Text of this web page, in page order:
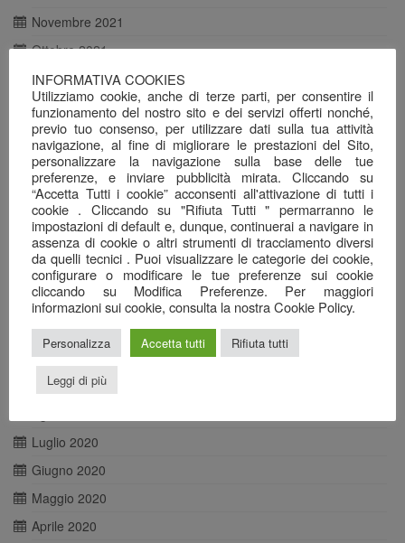
Novembre 2021
Ottobre 2021
Agosto 2021
Luglio 2021
Giugno 2021
Maggio 2021
Aprile 2021
Marzo 2021
Febbraio 2021
Gennaio 2021
Dicembre 2020
Novembre 2020
Ottobre 2020
Settembre 2020
Luglio 2020
Giugno 2020
Maggio 2020
Aprile 2020
INFORMATIVA COOKIES
Utilizziamo cookie, anche di terze parti, per consentire il
funzionamento del nostro sito e dei servizi offerti nonché,
previo tuo consenso, per utilizzare dati sulla tua attività
navigazione, al fine di migliorare le prestazioni del Sito,
personalizzare la navigazione sulla base delle tue
preferenze, e inviare pubblicità mirata. Cliccando su
“Accetta Tutti i cookie” acconsenti all'attivazione di tutti i
cookie . Cliccando su "Rifiuta Tutti " permarranno le
impostazioni di default e, dunque, continuerai a navigare in
assenza di cookie o altri strumenti di tracciamento diversi
da quelli tecnici . Puoi visualizzare le categorie dei cookie,
configurare o modificare le tue preferenze sui cookie
cliccando su Modifica Preferenze. Per maggiori
informazioni sui cookie, consulta la nostra Cookie Policy.
Personalizza Accetta tutti Rifiuta tutti
Leggi di più